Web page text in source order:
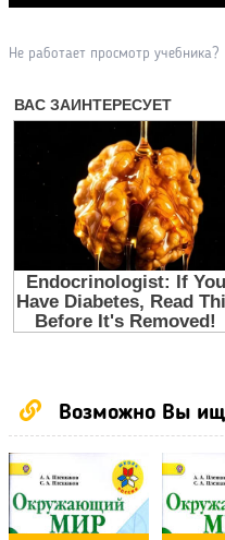
Не работает просмотр учебника?
Возможно Вы